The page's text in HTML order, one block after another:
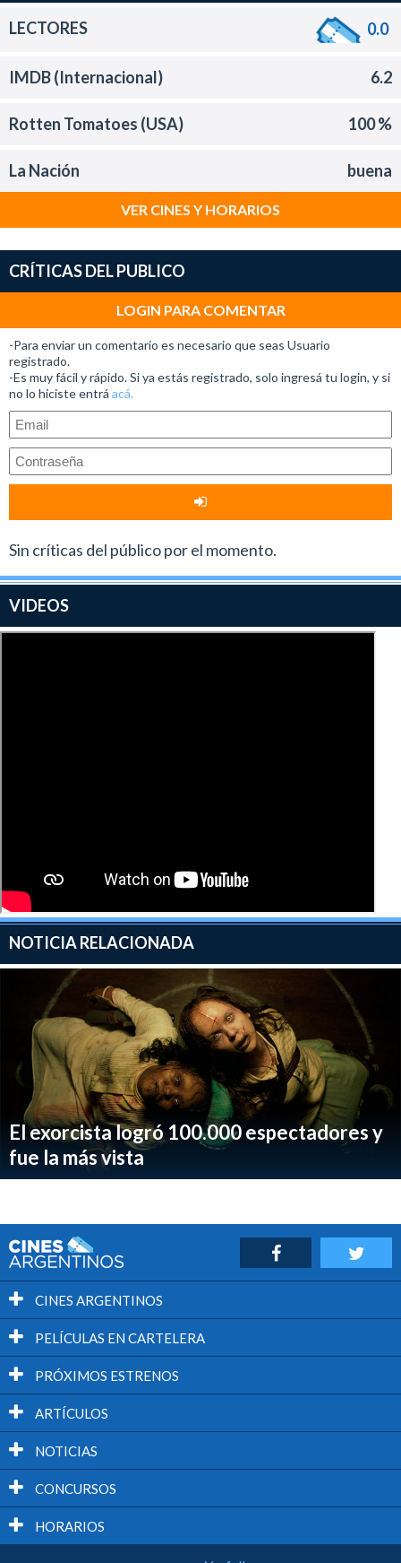
LECTORES 0.0
IMDB (Internacional) 6.2
Rotten Tomatoes (USA) 100 %
La Nación buena
VER CINES Y HORARIOS
CRÍTICAS DEL PUBLICO
LOGIN PARA COMENTAR
-Para enviar un comentario es necesario que seas Usuario
registrado.
-Es muy fácil y rápido. Si ya estás registrado, solo ingresá tu login, y si
no lo hiciste entrá acá.
Sin críticas del público por el momento.
VIDEOS
NOTICIA RELACIONADA
El exorcista logró 100.000 espectadores y
fue la más vista
CINES ARGENTINOS
PELÍCULAS EN CARTELERA
PRÓXIMOS ESTRENOS
ARTÍCULOS
NOTICIAS
CONCURSOS
HORARIOS